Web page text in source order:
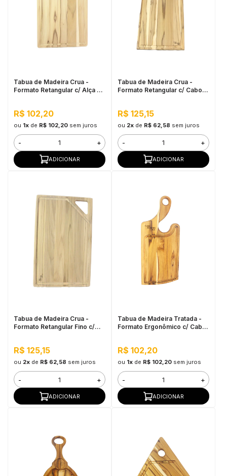
Tabua de Madeira Crua -
Formato Retangular c/ Alça e
R$ 102,20
ou 1xde R$ 102,20 sem juros
- +
ADICIONAR
Tabua de Madeira Crua -
Formato Retangular c/ Cabo e
R$ 125,15
ou 2xde R$ 62,58 sem juros
- +
ADICIONAR
Tabua de Madeira Crua -
Formato Retangular Fino c/
R$ 125,15
ou 2xde R$ 62,58 sem juros
- +
ADICIONAR
Tabua de Madeira Tratada -
Formato Ergonômico c/ Cabo
R$ 102,20
ou 1xde R$ 102,20 sem juros
- +
ADICIONAR